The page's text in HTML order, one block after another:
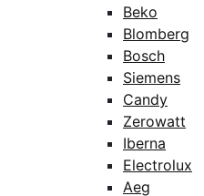
Beko
Blomberg
Bosch
Siemens
Candy
Zerowatt
Iberna
Electrolux
Aeg